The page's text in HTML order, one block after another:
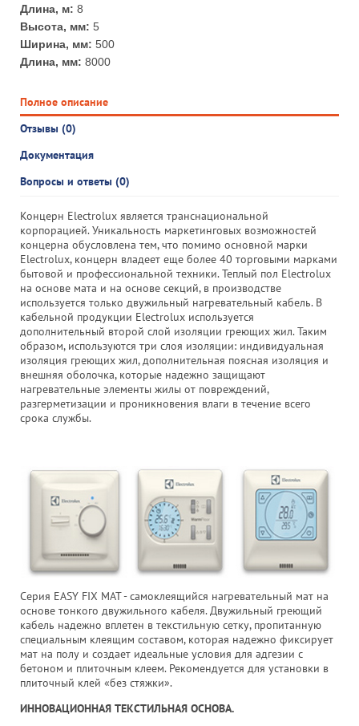
Длина, м: 8
Высота, мм: 5
Ширина, мм: 500
Длина, мм: 8000
Полное описание
Отзывы (0)
Документация
Вопросы и ответы (0)
Концерн Electrolux является транснациональной
корпорацией. Уникальность маркетинговых возможностей
концерна обусловлена тем, что помимо основной марки
Electrolux, концерн владеет еще более 40 торговыми марками
бытовой и профессиональной техники. Теплый пол Electrolux
на основе мата и на основе секций, в производстве
используется только двужильный нагревательный кабель. В
кабельной продукции Electrolux используется
дополнительный второй слой изоляции греющих жил. Таким
образом, используются три слоя изоляции: индивидуальная
изоляция греющих жил, дополнительная поясная изоляция и
внешняя оболочка, которые надежно защищают
нагревательные элементы жилы от повреждений,
разгерметизации и проникновения влаги в течение всего
срока службы.
Серия EASY FIX MAT - самоклеящийся нагревательный мат на
основе тонкого двужильного кабеля. Двужильный греющий
кабель надежно вплетен в текстильную сетку, пропитанную
специальным клеящим составом, которая надежно фиксирует
мат на полу и создает идеальные условия для адгезии с
бетоном и плиточным клеем. Рекомендуется для установки в
плиточный клей «без стяжки».
ИННОВАЦИОННАЯ ТЕКСТИЛЬНАЯ ОСНОВА.